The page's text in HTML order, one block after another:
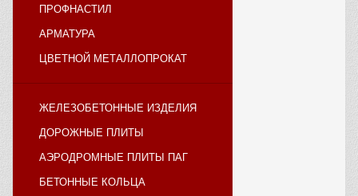
ПРОФНАСТИЛ
АРМАТУРА
ЦВЕТНОЙ МЕТАЛЛОПРОКАТ
ЖЕЛЕЗОБЕТОННЫЕ ИЗДЕЛИЯ
ДОРОЖНЫЕ ПЛИТЫ
АЭРОДРОМНЫЕ ПЛИТЫ ПАГ
БЕТОННЫЕ КОЛЬЦА